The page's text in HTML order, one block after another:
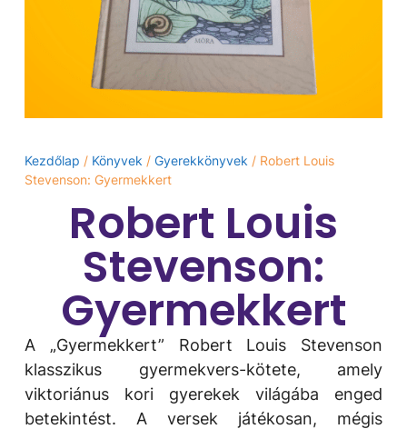
Kezdőlap / Könyvek / Gyerekkönyvek / Robert Louis
Stevenson: Gyermekkert
Robert Louis
Stevenson:
Gyermekkert
A „Gyermekkert” Robert Louis Stevenson
klasszikus gyermekvers-kötete, amely
viktoriánus kori gyerekek világába enged
betekintést. A versek játékosan, mégis